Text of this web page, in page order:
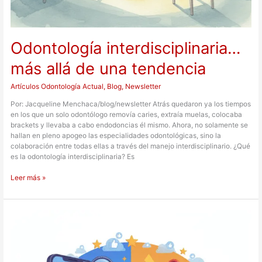
Odontología interdisciplinaria…
más allá de una tendencia
Artículos Odontología Actual, Blog, Newsletter
Por: Jacqueline Menchaca/blog/newsletter Atrás quedaron ya los tiempos
en los que un solo odontólogo removía caries, extraía muelas, colocaba
brackets y llevaba a cabo endodoncias él mismo. Ahora, no solamente se
hallan en pleno apogeo las especialidades odontológicas, sino la
colaboración entre todas ellas a través del manejo interdisciplinario. ¿Qué
es la odontología interdisciplinaria? Es
Leer más »